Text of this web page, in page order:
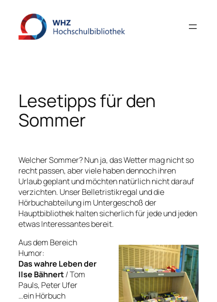
Inhalt
springen
Lesetipps für den
Sommer
Welcher Sommer? Nun ja, das Wetter mag nicht so
recht passen, aber viele haben dennoch ihren
Urlaub geplant und möchten natürlich nicht darauf
verzichten. Unser Belletristikregal und die
Hörbuchabteilung im Untergeschoß der
Hauptbibliothek halten sicherlich für jede und jeden
etwas Interessantes bereit.
Aus dem Bereich
Humor:
Das wahre Leben der
Ilse Bähnert/ Tom
Pauls, Peter Ufer
…ein Hörbuch